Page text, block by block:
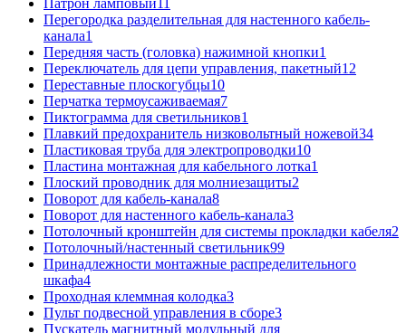
Перегородка разделительная для настенного кабель-
канала1
Передняя часть (головка) нажимной кнопки1
Переключатель для цепи управления, пакетный12
Переставные плоскогубцы10
Перчатка термоусаживаемая7
Пиктограмма для светильников1
Плавкий предохранитель низковольтный ножевой34
Пластиковая труба для электропроводки10
Пластина монтажная для кабельного лотка1
Плоский проводник для молниезащиты2
Поворот для кабель-канала8
Поворот для настенного кабель-канала3
Потолочный кронштейн для системы прокладки кабеля2
Потолочный/настенный светильник99
Принадлежности монтажные распределительного
шкафа4
Проходная клеммная колодка3
Пульт подвесной управления в сборе3
Пускатель магнитный модульный для